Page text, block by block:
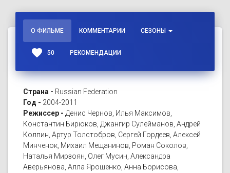
О ФИЛЬМЕ КОММЕНТАРИИ СЕЗОНЫ
favorite 50 РЕКОМЕНДАЦИИ
Страна - Russian Federation
Год - 2004-2011
Режиссер - Денис Чернов, Илья Максимов,
Константин Бирюков, Джангир Сулейманов, Андрей
Колпин, Артур Толстобров, Сергей Гордеев, Алексей
Минченок, Михаил Мещанинов, Роман Соколов,
Наталья Мирзоян, Олег Мусин, Александра
Аверьянова, Алла Ярошенко, Анна Борисова,